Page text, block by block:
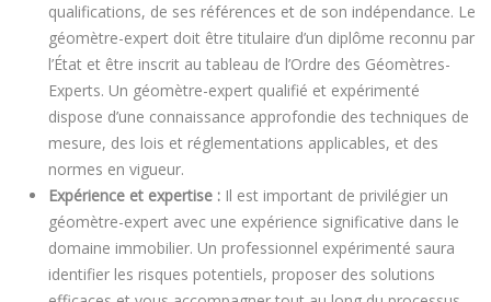
qualifications, de ses références et de son indépendance. Le
géomètre-expert doit être titulaire d’un diplôme reconnu par
l’État et être inscrit au tableau de l’Ordre des Géomètres-
Experts. Un géomètre-expert qualifié et expérimenté
dispose d’une connaissance approfondie des techniques de
mesure, des lois et réglementations applicables, et des
normes en vigueur.
Expérience et expertise : Il est important de privilégier un
géomètre-expert avec une expérience significative dans le
domaine immobilier. Un professionnel expérimenté saura
identifier les risques potentiels, proposer des solutions